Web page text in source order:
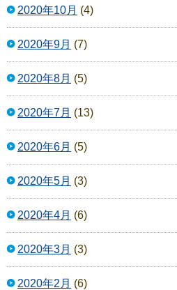
2020年10月 (4)
2020年9月 (7)
2020年8月 (5)
2020年7月 (13)
2020年6月 (5)
2020年5月 (3)
2020年4月 (6)
2020年3月 (3)
2020年2月 (6)